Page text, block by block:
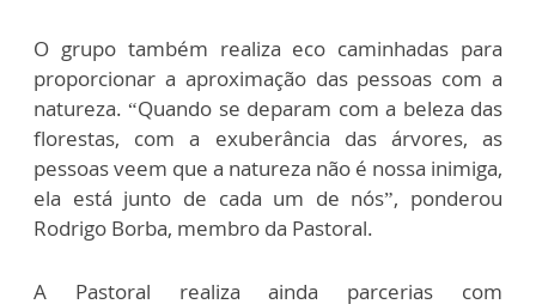
O grupo também realiza eco caminhadas para
proporcionar a aproximação das pessoas com a
natureza. “Quando se deparam com a beleza das
florestas, com a exuberância das árvores, as
pessoas veem que a natureza não é nossa inimiga,
ela está junto de cada um de nós”, ponderou
Rodrigo Borba, membro da Pastoral.
A Pastoral realiza ainda parcerias com